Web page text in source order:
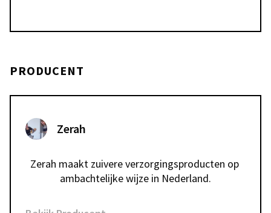
PRODUCENT
Zerah
Zerah maakt zuivere verzorgingsproducten op
ambachtelijke wijze in Nederland.